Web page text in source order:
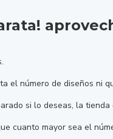
el número de diseños ni
si lo deseas, la
cuanto mayor sea el